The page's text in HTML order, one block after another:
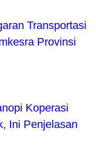
Transportasi
Provinsi
Koperasi
Ini Penjelasan